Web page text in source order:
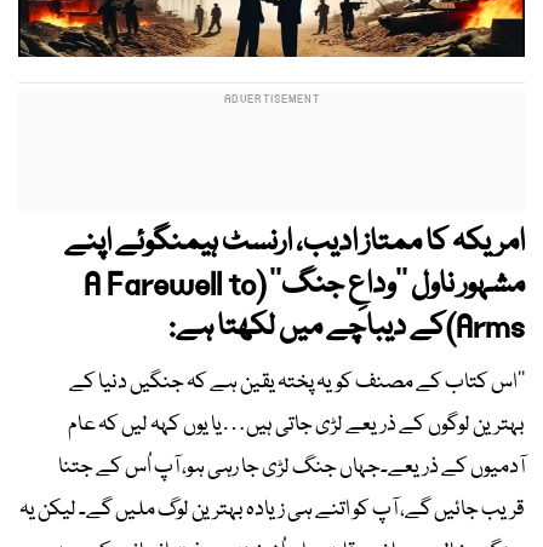
امریکہ کا ممتاز ادیب، ارنسٹ ہیمنگوئے اپنے
مشہور ناول ’’وداعِ جنگ‘‘ (A Farewell to
Arms)کے دیباچے میں لکھتا ہے:
’’اس کتاب کے مصنف کویہ پختہ یقین ہے کہ جنگیں دنیا کے
بہترین لوگوں کے ذریعے لڑی جاتی ہیں…یا یوں کہہ لیں کہ عام
آدمیوں کے ذریعے۔جہاں جنگ لڑی جا رہی ہو، آپ اُس کے جتنا
قریب جائیں گے، آپ کو اتنے ہی زیادہ بہترین لوگ ملیں گے۔ لیکن یہ